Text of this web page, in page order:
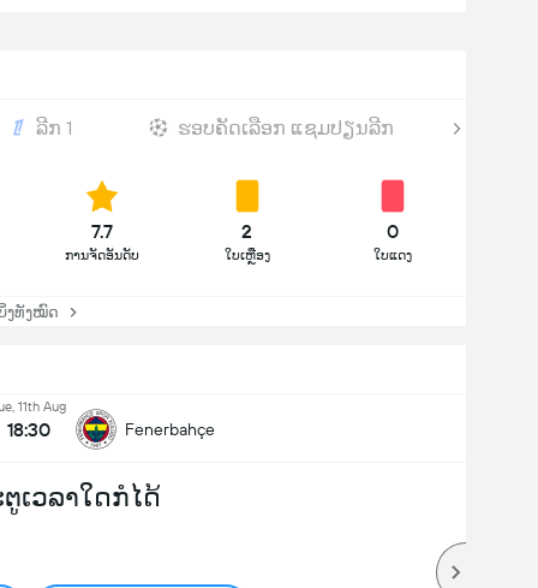
ລີກ 1 ຮອບຄັດເລືອກ ແຊມປຽນລີກ
7.7
ການຈັດອັນດັບ
2
ໃບເຫຼືອງ
0
ໃບແດງ
ງທັງໝົດ
11th Aug
18:30 Fenerbahçe
ເວລາໃດກໍໄດ້